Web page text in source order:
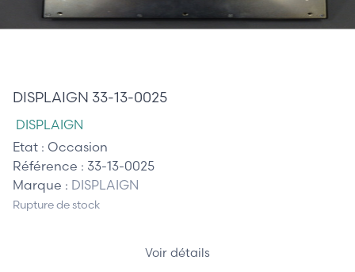
DISPLAIGN 33-13-0025
DISPLAIGN
Etat : Occasion
Référence : 33-13-0025
Marque : DISPLAIGN
Rupture de stock
Voir détails